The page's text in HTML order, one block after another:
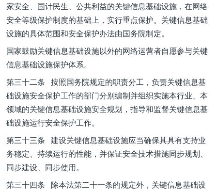
家安全、国计民生、公共利益的关键信息基础设施，在网络
安全等级保护制度的基础上，实行重点保护。关键信息基础
设施的具体范围和安全保护办法由国务院制定。
国家鼓励关键信息基础设施以外的网络运营者自愿参与关键
信息基础设施保护体系。
第三十二条 按照国务院规定的职责分工，负责关键信息基
础设施安全保护工作的部门分别编制并组织实施本行业、本
领域的关键信息基础设施安全规划，指导和监督关键信息基
础设施运行安全保护工作。
第三十三条 建设关键信息基础设施应当确保其具有支持业
务稳定、持续运行的性能，并保证安全技术措施同步规划、
同步建设、同步使用。
第三十四条 除本法第二十一条的规定外，关键信息基础设